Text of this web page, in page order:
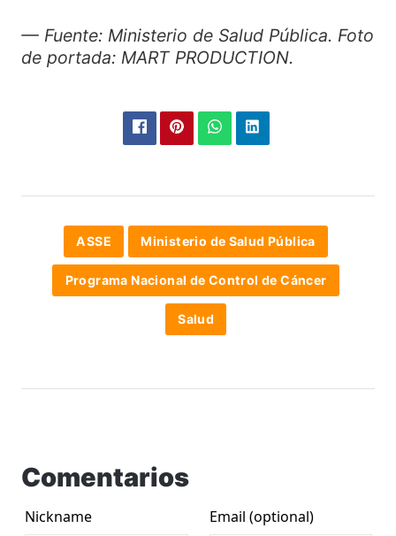
— Fuente: Ministerio de Salud Pública. Foto
de portada: MART PRODUCTION.
ASSE Ministerio de Salud Pública
Programa Nacional de Control de Cáncer
Salud
Comentarios